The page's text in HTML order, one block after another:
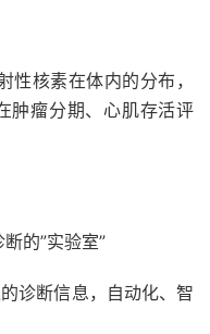
核素在体内的分布，
肿瘤分期、心肌存活评
的”实验室”
诊断信息，自动化、智